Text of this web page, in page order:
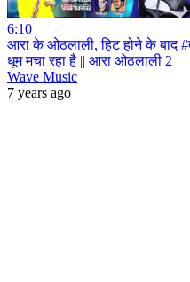
6:10
आरा के ओठलाली, हिट होने के बाद
धूम मचा रहा है || आरा ओठलाली 2
Wave Music
7 years ago